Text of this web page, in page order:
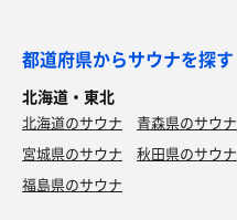
都道府県からサウナを探す
北海道・東北
北海道のサウナ 青森県のサウナ
宮城県のサウナ
秋田県のサウナ
福島県のサウナ